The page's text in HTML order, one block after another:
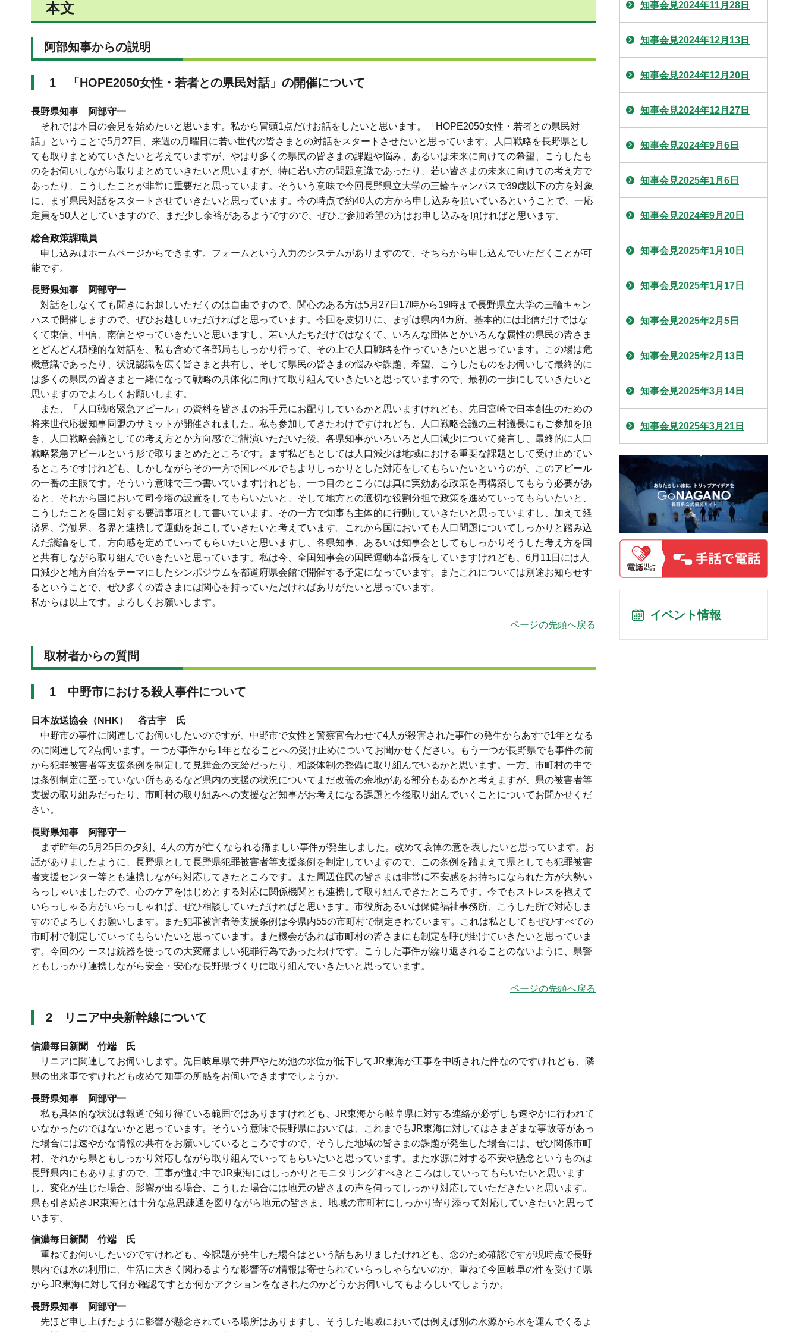
本文
阿部知事からの説明
1 「HOPE2050女性・若者との県民対話」の開催について
長野県知事 阿部守一
それでは本日の会見を始めたいと思います。私から冒頭1点だけお話をしたいと思います。「HOPE2050女性・若者との県民対
話」ということで5月27日、来週の月曜日に若い世代の皆さまとの対話をスタートさせたいと思っています。人口戦略を長野県とし
ても取りまとめていきたいと考えていますが、やはり多くの県民の皆さまの課題や悩み、あるいは未来に向けての希望、こうしたも
のをお伺いしながら取りまとめていきたいと思いますが、特に若い方の問題意識であったり、若い皆さまの未来に向けての考え方で
あったり、こうしたことが非常に重要だと思っています。そういう意味で今回長野県立大学の三輪キャンパスで39歳以下の方を対象
に、まず県民対話をスタートさせていきたいと思っています。今の時点で約40人の方から申し込みを頂いているということで、一応
定員を50人としていますので、まだ少し余裕があるようですので、ぜひご参加希望の方はお申し込みを頂ければと思います。
総合政策課職員
申し込みはホームページからできます。フォームという入力のシステムがありますので、そちらから申し込んでいただくことが可
能です。
長野県知事 阿部守一
対話をしなくても聞きにお越しいただくのは自由ですので、関心のある方は5月27日17時から19時まで長野県立大学の三輪キャン
パスで開催しますので、ぜひお越しいただければと思っています。今回を皮切りに、まずは県内4カ所、基本的には北信だけではな
くて東信、中信、南信とやっていきたいと思いますし、若い人たちだけではなくて、いろんな団体とかいろんな属性の県民の皆さま
とどんどん積極的な対話を、私も含めて各部局もしっかり行って、その上で人口戦略を作っていきたいと思っています。この場は危
機意識であったり、状況認識を広く皆さまと共有し、そして県民の皆さまの悩みや課題、希望、こうしたものをお伺いして最終的に
は多くの県民の皆さまと一緒になって戦略の具体化に向けて取り組んでいきたいと思っていますので、最初の一歩にしていきたいと
思いますのでよろしくお願いします。
また、「人口戦略緊急アピール」の資料を皆さまのお手元にお配りしているかと思いますけれども、先日宮崎で日本創生のための
将来世代応援知事同盟のサミットが開催されました。私も参加してきたわけですけれども、人口戦略会議の三村議長にもご参加を頂
き、人口戦略会議としての考え方とか方向感でご講演いただいた後、各県知事がいろいろと人口減少について発言し、最終的に人口
戦略緊急アピールという形で取りまとめたところです。まず私どもとしては人口減少は地域における重要な課題として受け止めてい
るところですけれども、しかしながらその一方で国レベルでもよりしっかりとした対応をしてもらいたいというのが、このアピール
の一番の主眼です。そういう意味で三つ書いていますけれども、一つ目のところには真に実効ある政策を再構築してもらう必要があ
ると、それから国において司令塔の設置をしてもらいたいと、そして地方との適切な役割分担で政策を進めていってもらいたいと、
こうしたことを国に対する要請事項として書いています。その一方で知事も主体的に行動していきたいと思っていますし、加えて経
済界、労働界、各界と連携して運動を起こしていきたいと考えています。これから国においても人口問題についてしっかりと踏み込
んだ議論をして、方向感を定めていってもらいたいと思いますし、各県知事、あるいは知事会としてもしっかりそうした考え方を国
と共有しながら取り組んでいきたいと思っています。私は今、全国知事会の国民運動本部長をしていますけれども、6月11日には人
口減少と地方自治をテーマにしたシンポジウムを都道府県会館で開催する予定になっています。またこれについては別途お知らせす
るということで、ぜひ多くの皆さまには関心を持っていただければありがたいと思っています。
私からは以上です。よろしくお願いします。
ページの先頭へ戻る
取材者からの質問
1 中野市における殺人事件について
日本放送協会（NHK） 谷古宇 氏
中野市の事件に関連してお伺いしたいのですが、中野市で女性と警察官合わせて4人が殺害された事件の発生からあすで1年となる
のに関連して2点伺います。一つが事件から1年となることへの受け止めについてお聞かせください。もう一つが長野県でも事件の前
から犯罪被害者等支援条例を制定して見舞金の支給だったり、相談体制の整備に取り組んでいるかと思います。一方、市町村の中で
は条例制定に至っていない所もあるなど県内の支援の状況についてまだ改善の余地がある部分もあるかと考えますが、県の被害者等
支援の取り組みだったり、市町村の取り組みへの支援など知事がお考えになる課題と今後取り組んでいくことについてお聞かせくだ
さい。
長野県知事 阿部守一
まず昨年の5月25日の夕刻、4人の方が亡くなられる痛ましい事件が発生しました。改めて哀悼の意を表したいと思っています。お
話がありましたように、長野県として長野県犯罪被害者等支援条例を制定していますので、この条例を踏まえて県としても犯罪被害
者支援センター等とも連携しながら対応してきたところです。また周辺住民の皆さまは非常に不安感をお持ちになられた方が大勢い
らっしゃいましたので、心のケアをはじめとする対応に関係機関とも連携して取り組んできたところです。今でもストレスを抱えて
いらっしゃる方がいらっしゃれば、ぜひ相談していただければと思います。市役所あるいは保健福祉事務所、こうした所で対応しま
すのでよろしくお願いします。また犯罪被害者等支援条例は今県内55の市町村で制定されています。これは私としてもぜひすべての
市町村で制定していってもらいたいと思っています。また機会があれば市町村の皆さまにも制定を呼び掛けていきたいと思っていま
す。今回のケースは銃器を使っての大変痛ましい犯罪行為であったわけです。こうした事件が繰り返されることのないように、県警
ともしっかり連携しながら安全・安心な長野県づくりに取り組んでいきたいと思っています。
ページの先頭へ戻る
2 リニア中央新幹線について
信濃毎日新聞 竹端 氏
リニアに関連してお伺いします。先日岐阜県で井戸やため池の水位が低下してJR東海が工事を中断された件なのですけれども、隣
県の出来事ですけれども改めて知事の所感をお伺いできますでしょうか。
長野県知事 阿部守一
私も具体的な状況は報道で知り得ている範囲ではありますけれども、JR東海から岐阜県に対する連絡が必ずしも速やかに行われて
いなかったのではないかと思っています。そういう意味で長野県においては、これまでもJR東海に対してはさまざまな事故等があっ
た場合には速やかな情報の共有をお願いしているところですので、そうした地域の皆さまの課題が発生した場合には、ぜひ関係市町
村、それから県ともしっかり対応しながら取り組んでいってもらいたいと思っています。また水源に対する不安や懸念というものは
長野県内にもありますので、工事が進む中でJR東海にはしっかりとモニタリングすべきところはしていってもらいたいと思います
し、変化が生じた場合、影響が出る場合、こうした場合には地元の皆さまの声を伺ってしっかり対応していただきたいと思います。
県も引き続きJR東海とは十分な意思疎通を図りながら地元の皆さま、地域の市町村にしっかり寄り添って対応していきたいと思って
います。
信濃毎日新聞 竹端 氏
重ねてお伺いしたいのですけれども、今課題が発生した場合はという話もありましたけれども、念のため確認ですが現時点で長野
県内では水の利用に、生活に大きく関わるような影響等の情報は寄せられていらっしゃらないのか、重ねて今回岐阜の件を受けて県
からJR東海に対して何か確認ですとか何かアクションをなされたのかどうかお伺いしてもよろしいでしょうか。
長野県知事 阿部守一
先ほど申し上げたように影響が懸念されている場所はありますし、そうした地域においては例えば別の水源から水を運んでくるよ
知事会見2024年11月28日
知事会見2024年12月13日
知事会見2024年12月20日
知事会見2024年12月27日
知事会見2024年9月6日
知事会見2025年1月6日
知事会見2024年9月20日
知事会見2025年1月10日
知事会見2025年1月17日
知事会見2025年2月5日
知事会見2025年2月13日
知事会見2025年3月14日
知事会見2025年3月21日
イベント情報